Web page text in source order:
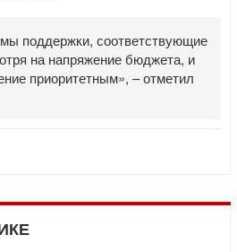
поддержки, соответствующие
на напряжение бюджета, и
приоритетным», – отметил